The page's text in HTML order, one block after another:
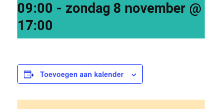
09:00 - zondag 8 november @
17:00
Toevoegen aan kalender